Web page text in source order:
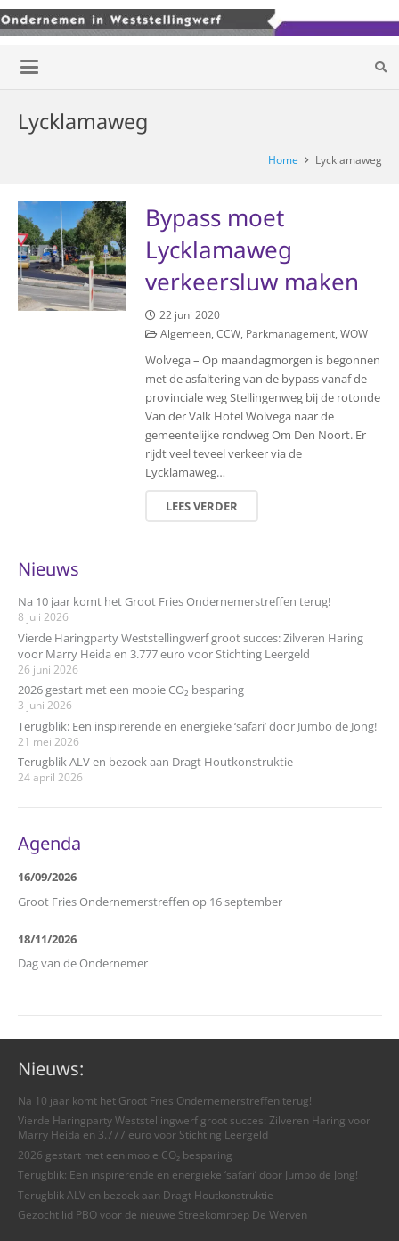
Lycklamaweg
Home Lycklamaweg
Bypass moet
Lycklamaweg
verkeersluw maken
22 juni 2020
Algemeen ,CCW Parkmanagement ,WOW
Wolvega – Op maandagmorgen is begonnen
met de asfaltering van de bypass vanaf de
provinciale weg Stellingenweg bij de rotonde
Van der Valk Hotel Wolvega naar de
gemeentelijke rondweg Om Den Noort. Er
rijdt veel teveel verkeer via de
Lycklamaweg…
LEES VERDER
Nieuws
Na 10 jaar komt het Groot Fries Ondernemerstreffen terug!
8 juli 2026
Vierde Haringparty Weststellingwerf groot succes: Zilveren Haring
voor Marry Heida en 3.777 euro voor Stichting Leergeld
26 juni 2026
2026 gestart met een mooie CO₂ besparing
3 juni 2026
Terugblik: Een inspirerende en energieke ‘safari’ door Jumbo de Jong!
21 mei 2026
Terugblik ALV en bezoek aan Dragt Houtkonstruktie
24 april 2026
Agenda
16/09/2026
Groot Fries Ondernemerstreffen op 16 september
18/11/2026
Dag van de Ondernemer
Nieuws:
Na 10 jaar komt het Groot Fries Ondernemerstreffen terug!
Vierde Haringparty Weststellingwerf groot succes: Zilveren Haring voor
Marry Heida en 3.777 euro voor Stichting Leergeld
2026 gestart met een mooie CO₂ besparing
Terugblik: Een inspirerende en energieke ‘safari’ door Jumbo de Jong!
Terugblik ALV en bezoek aan Dragt Houtkonstruktie
Gezocht lid PBO voor de nieuwe Streekomroep De Werven